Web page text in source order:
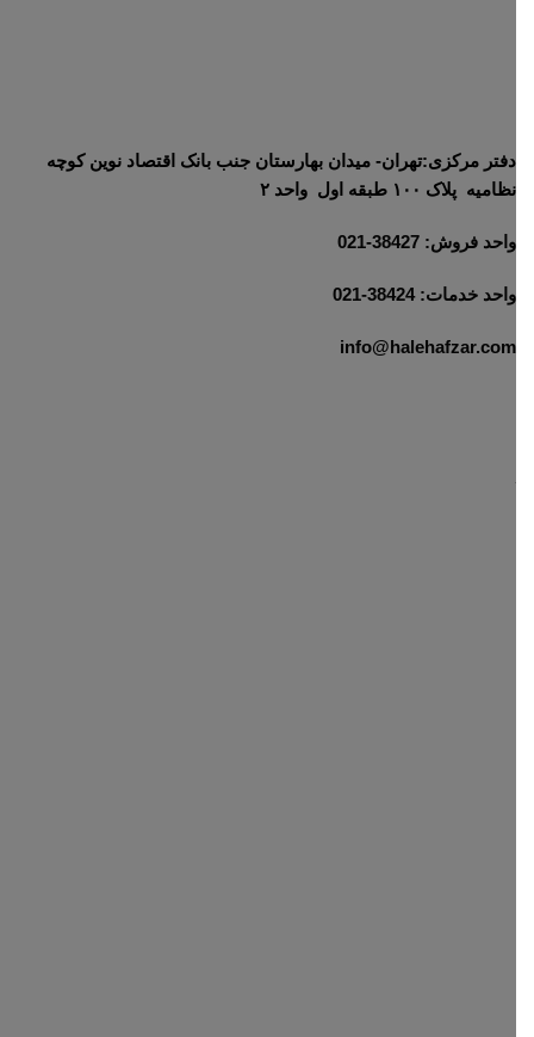
دفتر مرکزی:تهران- میدان بهارستان جنب بانک اقتصاد نوین کوچه
نظامیه پلاک ۱۰۰ طبقه اول واحد ۲
واحد فروش: 38427-021
واحد خدمات: 38424-021
info@halehafzar.com